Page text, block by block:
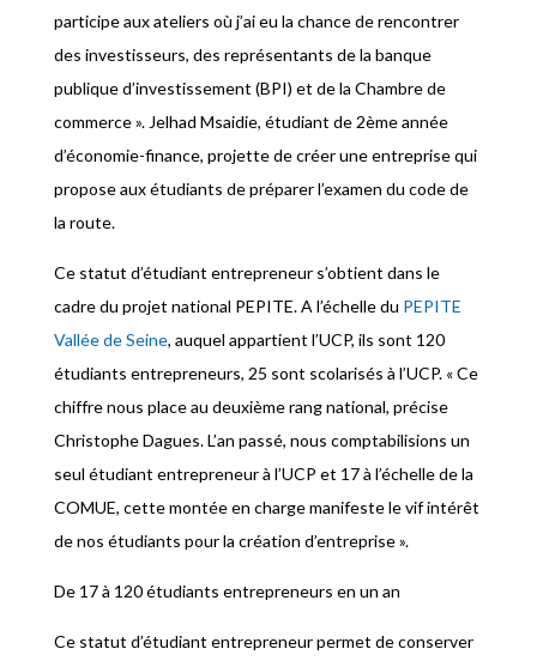
participe aux ateliers où j’ai eu la chance de rencontrer
des investisseurs, des représentants de la banque
publique d’investissement (BPI) et de la Chambre de
commerce ». Jelhad Msaidie, étudiant de 2ème année
d’économie-finance, projette de créer une entreprise qui
propose aux étudiants de préparer l’examen du code de
la route.
Ce statut d’étudiant entrepreneur s’obtient dans le
cadre du projet national PEPITE. A l’échelle du PEPITE
Vallée de Seine, auquel appartient l’UCP, ils sont 120
étudiants entrepreneurs, 25 sont scolarisés à l’UCP. « Ce
chiffre nous place au deuxième rang national, précise
Christophe Dagues. L’an passé, nous comptabilisions un
seul étudiant entrepreneur à l’UCP et 17 à l’échelle de la
COMUE, cette montée en charge manifeste le vif intérêt
de nos étudiants pour la création d’entreprise ».
De 17 à 120 étudiants entrepreneurs en un an
Ce statut d’étudiant entrepreneur permet de conserver